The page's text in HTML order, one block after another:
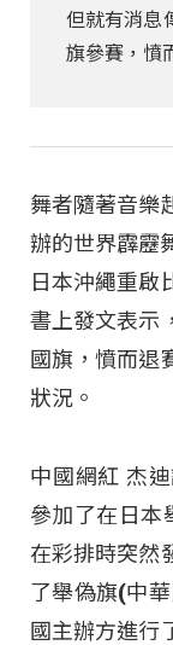
但就有消息
旗參賽，憤
舞者隨著音樂
辦的世界霹靂
日本沖繩重啟
書上發文表示
國旗，憤而退
狀況。
中國網紅 杰
參加了在日本
在彩排時突然
了舉偽旗(中
國主辦方進行